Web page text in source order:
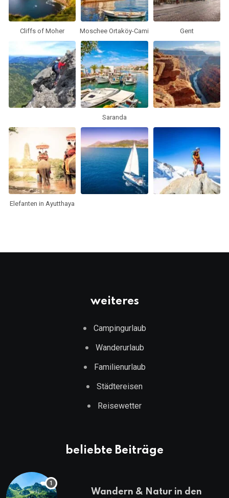
Cliffs of Moher Moschee Ortaköy-Cami Gent
Saranda
Elefanten in Ayutthaya
weiteres
Campingurlaub
Wanderurlaub
Familienurlaub
Städtereisen
Reisewetter
beliebte Beiträge
Wandern & Natur in den